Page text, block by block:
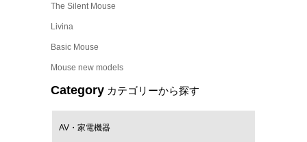
The Silent Mouse
Livina
Basic Mouse
Mouse new models
Category カテゴリーから探す
AV・家電機器